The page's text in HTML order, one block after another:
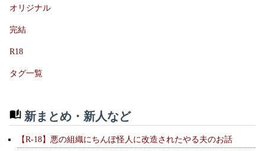
オリジナル
完結
R18
タグ一覧
新まとめ・新人など
【R-18】悪の組織にちんぽ怪人に改造されたやる夫のお話